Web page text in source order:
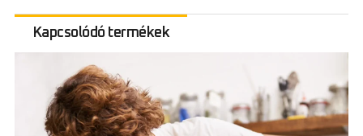
Kapcsolódó termékek